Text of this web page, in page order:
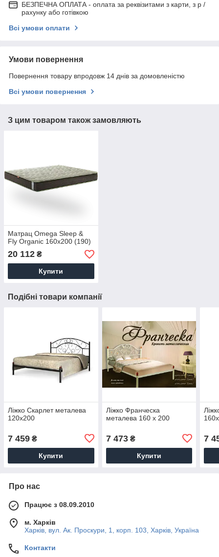
БЕЗПЕЧНА ОПЛАТА - оплата за реквізитами з карти, з р /
рахунку або готівкою
Всі умови оплати
Умови повернення
Повернення товару впродовж 14 днів за домовленістю
Всі умови повернення
З цим товаром також замовляють
Матрац Omega Sleep &
Fly Organic 160х200 (190)
20 112 ₴
Купити
Подібні товари компанії
Ліжко Скарлет металева
120х200
7 459 ₴
Купити
Ліжко Франческа
металева 160 х 200
7 473₴
Купити
7
Про нас
Працює з 08.09.2010
м. Харків
Харків, вул. Ак. Проскури, 1, корп. 103, Харків, Україна
Контакти